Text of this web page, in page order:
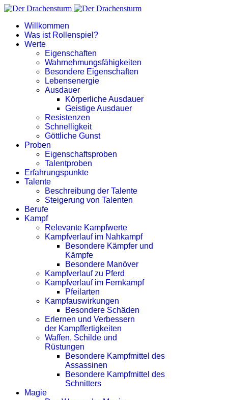
Willkommen
Was ist Rollenspiel?
Werte
Eigenschaften
Wahrnehmungsfähigkeiten
Besondere Eigenschaften
Lebensenergie
Ausdauer
Körperliche Ausdauer
Geistige Ausdauer
Resistenzen
Schnelligkeit
Göttliche Gunst
Proben
Eigenschaftsproben
Talentproben
Erfahrungspunkte
Talente
Beschreibung der Talente
Steigerung von Talenten
Berufe
Kampf
Relevante Kampfwerte
Kampfverlauf im Nahkampf
Besondere Kämpfer und
Kämpfe
Besondere Manöver
Kampfverlauf zu Pferd
Kampfverlauf im Fernkampf
Pfeilarten
Kampfauswirkungen
Besondere Schäden
Erlernen und Verbessern
der Kampffertigkeiten
Waffen, Schilde und
Rüstungen
Besondere Kampfmittel des
Assassinen
Besondere Kampfmittel des
Schnitters
Magie